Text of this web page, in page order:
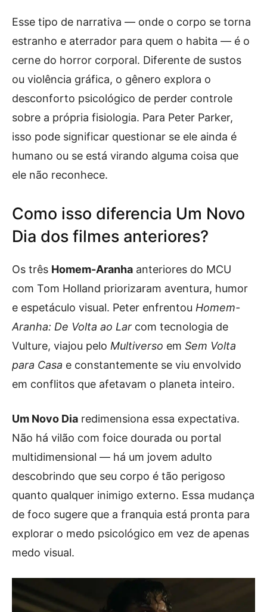
Esse tipo de narrativa — onde o corpo se torna
estranho e aterrador para quem o habita — é o
cerne do horror corporal. Diferente de sustos
ou violência gráfica, o gênero explora o
desconforto psicológico de perder controle
sobre a própria fisiologia. Para Peter Parker,
isso pode significar questionar se ele ainda é
humano ou se está virando alguma coisa que
ele não reconhece.
Como isso diferencia Um Novo
Dia dos filmes anteriores?
Os três Homem-Aranha anteriores do MCU
com Tom Holland priorizaram aventura, humor
e espetáculo visual. Peter enfrentou Homem-
Aranha: De Volta ao Lar com tecnologia de
Vulture, viajou pelo Multiverso em Sem Volta
para Casa e constantemente se viu envolvido
em conflitos que afetavam o planeta inteiro.
Um Novo Dia redimensiona essa expectativa.
Não há vilão com foice dourada ou portal
multidimensional — há um jovem adulto
descobrindo que seu corpo é tão perigoso
quanto qualquer inimigo externo. Essa mudança
de foco sugere que a franquia está pronta para
explorar o medo psicológico em vez de apenas
medo visual.